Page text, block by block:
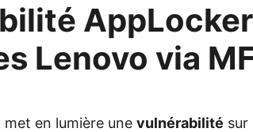
Lenovo via
en lumière une vulnérabilité sur